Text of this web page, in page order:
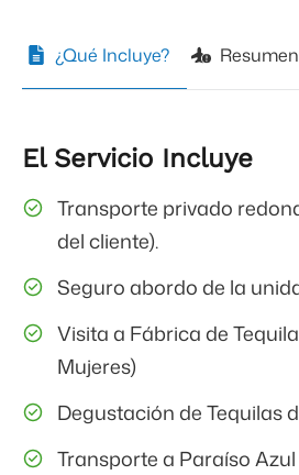
¿Qué Incluye? Resumen
El Servicio Incluye
Transporte privado
del cliente).
Seguro abordo de la
Visita a Fábrica de
Mujeres)
Degustación de Tequilas
Transporte a Paraíso